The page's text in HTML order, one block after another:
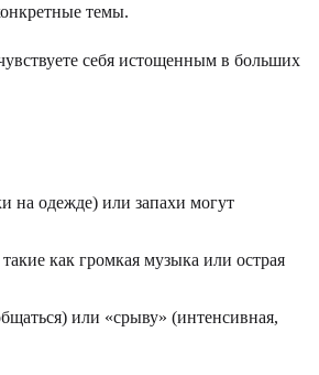
темы.
себя истощенным в больших
на одежде) или запахи могут
как громкая музыка или острая
или «срыву» (интенсивная,